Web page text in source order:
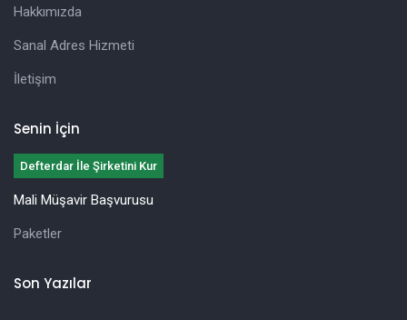
Hakkımızda
Sanal Adres Hizmeti
İletişim
Senin İçin
Defterdar İle Şirketini Kur
Mali Müşavir Başvurusu
Paketler
Son Yazılar